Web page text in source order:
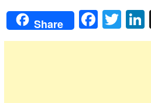
Share